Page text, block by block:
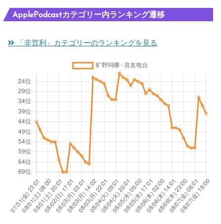
ApplePodcastカテゴリー内ランキング遷移
「非営利」カテゴリーのランキングを見る